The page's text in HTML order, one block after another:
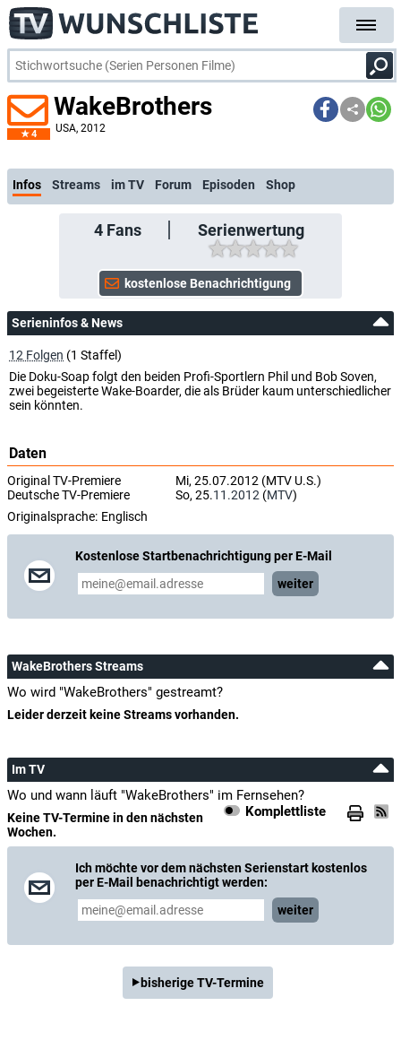
4
WakeBrothers
USA, 2012
Infos Streams im TV Forum Episoden Shop
4Fans Serienwertung
Serieninfos & News
12 Folgen (1 Staffel)
Die Doku-Soap folgt den beiden Profi-Sportlern Phil und Bob Soven,
zwei begeisterte Wake-Boarder, die als Brüder kaum unterschiedlicher
sein könnten.
Daten
Original TV-Premiere
Mi, 25.07.2012 (MTV U.S.)
Deutsche TV-Premiere
So, 25.11.2012 (MTV)
Originalsprache: Englisch
Kostenlose Startbenachrichtigung per E-Mail
weiter
WakeBrothers Streams
Wo wird "WakeBrothers" gestreamt?
Leider derzeit keine Streams vorhanden.
Im TV
Wo und wann läuft "WakeBrothers" im Fernsehen?
Komplettliste
Keine TV-Termine in den nächsten
Wochen.
Ich möchte vor dem nächsten Serienstart kostenlos
per E-Mail benachrichtigt werden:
weiter
bisherige TV-Termine